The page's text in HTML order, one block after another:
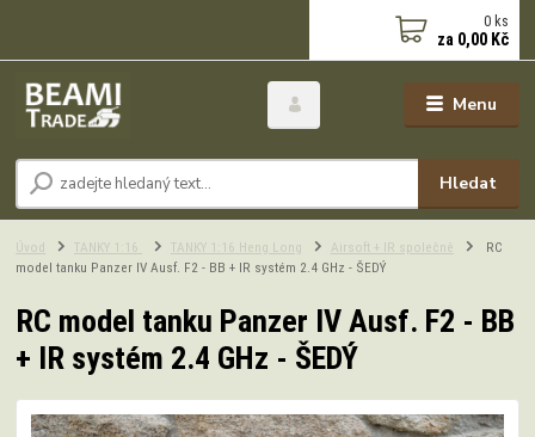
Menu
Hledat
0 ks
za 0,00 Kč
Úvod TANKY 1:16 TANKY 1:16 Heng Long Airsoft + IR společně
RC
model tanku Panzer IV Ausf. F2 - BB + IR systém 2.4 GHz - ŠEDÝ
RC model tanku Panzer IV Ausf. F2 - BB
+ IR systém 2.4 GHz - ŠEDÝ